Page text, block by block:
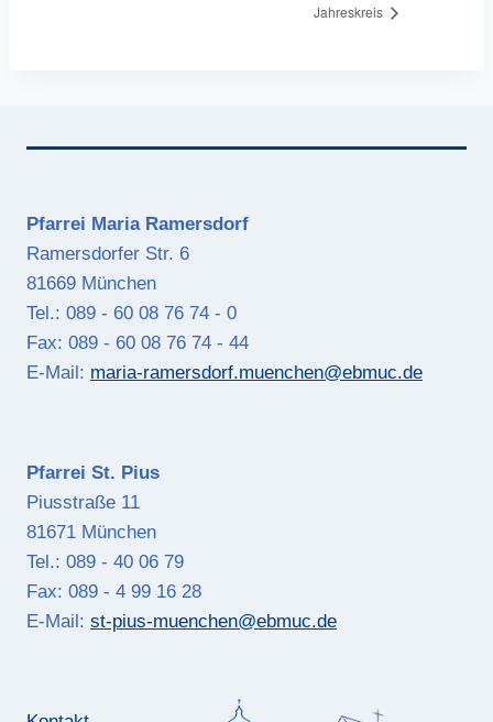
Jahreskreis
Pfarrei Maria Ramersdorf
Ramersdorfer Str. 6
81669 München
Tel.: 089 - 60 08 76 74 - 0
Fax: 089 - 60 08 76 74 - 44
E-Mail: maria-ramersdorf.muenchen@ebmuc.de
Pfarrei St. Pius
Piusstraße 11
81671 München
Tel.: 089 - 40 06 79
Fax: 089 - 4 99 16 28
E-Mail: st-pius-muenchen@ebmuc.de